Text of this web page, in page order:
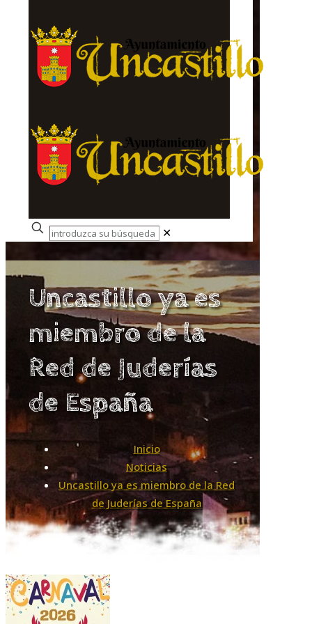
✕
Uncastillo ya es
miembro de la
Red de Juderías
de España
Inicio
Noticias
Uncastillo ya es miembro de la Red
de Juderías de España